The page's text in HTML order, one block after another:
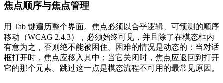
焦点顺序与焦点管理
用 Tab 键遍历整个界面。焦点必须以合乎逻辑、可预测的顺序
移动（WCAG 2.4.3），必须始终可见，并且除了在模态框内
有意为之，否则绝不能被困住。困难的情况是动态的：当对话
框打开时，焦点应移入其中；当它关闭时，焦点应返回到打开
它的那个元素。跳过这一点是模态流程不可用的最常见原因。